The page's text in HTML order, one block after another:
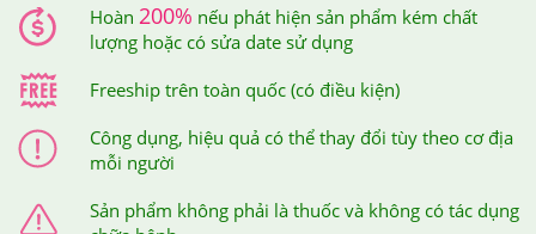
gửi trả về cho bạn tin nhắn xác thực sản phẩm bạn vừa
mua tại Hệ thống Giảm Cân An Toàn.
Hoàn 200% nếu phát hiện sản phẩm kém chất
lượng hoặc có sửa date sử dụng
Freeship trên toàn quốc (có điều kiện)
Công dụng, hiệu quả có thể thay đổi tùy theo cơ địa
mỗi người
Sản phẩm không phải là thuốc và không có tác dụng